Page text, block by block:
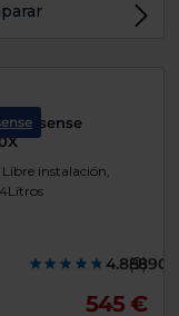
Hisense
Libre instalación,
(9)
545 €